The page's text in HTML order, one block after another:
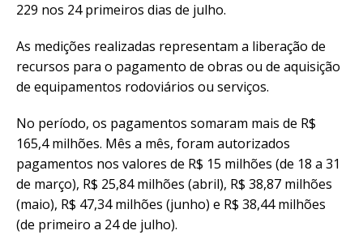
229 nos 24 primeiros dias de julho.
As medições realizadas representam a liberação de
recursos para o pagamento de obras ou de aquisição
de equipamentos rodoviários ou serviços.
No período, os pagamentos somaram mais de R$
165,4 milhões. Mês a mês, foram autorizados
pagamentos nos valores de R$ 15 milhões (de 18 a 31
de março), R$ 25,84 milhões (abril), R$ 38,87 milhões
(maio), R$ 47,34 milhões (junho) e R$ 38,44 milhões
(de primeiro a 24 de julho).